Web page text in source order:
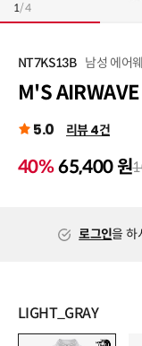
1/4
NT7KS13B 남성 에어
M'S
5.0 리뷰 4건
40% 65,400 원
로그인을 하
LIGHT_GRAY